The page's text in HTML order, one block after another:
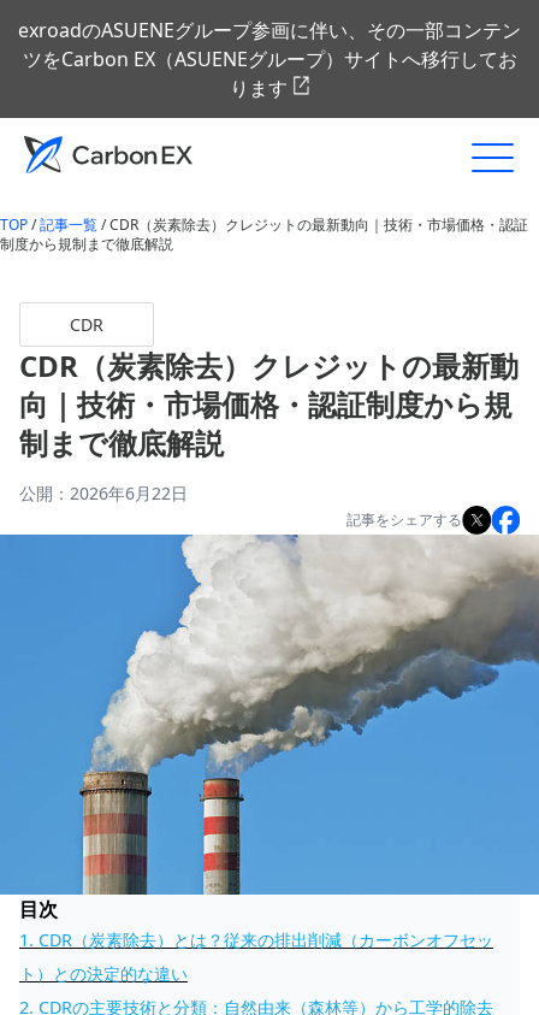
exroadのASUENEグループ参画に伴い、その一部コンテン
ツをCarbon EX（ASUENEグループ）サイトへ移行してお
ります
TOP/記事一覧/CDR（炭素除去）クレジットの最新動向｜技術・市場価格・認証
制度から規制まで徹底解説
CDR
CDR（炭素除去）クレジットの最新動
向｜技術・市場価格・認証制度から規
制まで徹底解説
公開：2026年6月22日
記事をシェアする
目次
1. CDR（炭素除去）とは？従来の排出削減（カーボンオフセッ
ト）との決定的な違い
2. CDRの主要技術と分類：自然由来（森林等）から工学的除去